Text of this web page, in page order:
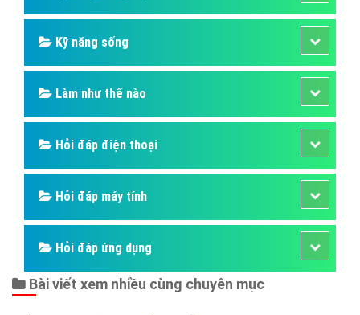
Kỹ năng sống
Làm như thế nào
Hỏi đáp điện thoại
Hỏi đáp máy tính
Hỏi đáp ứng dụng
Bài viết xem nhiều cùng chuyên mục